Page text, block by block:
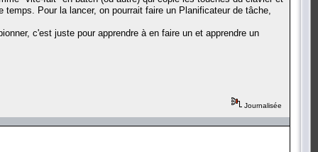
Pour la lancer, on pourrait faire un Planificateur de tâche,
c'est juste pour apprendre à en faire un et apprendre un
Journalisée